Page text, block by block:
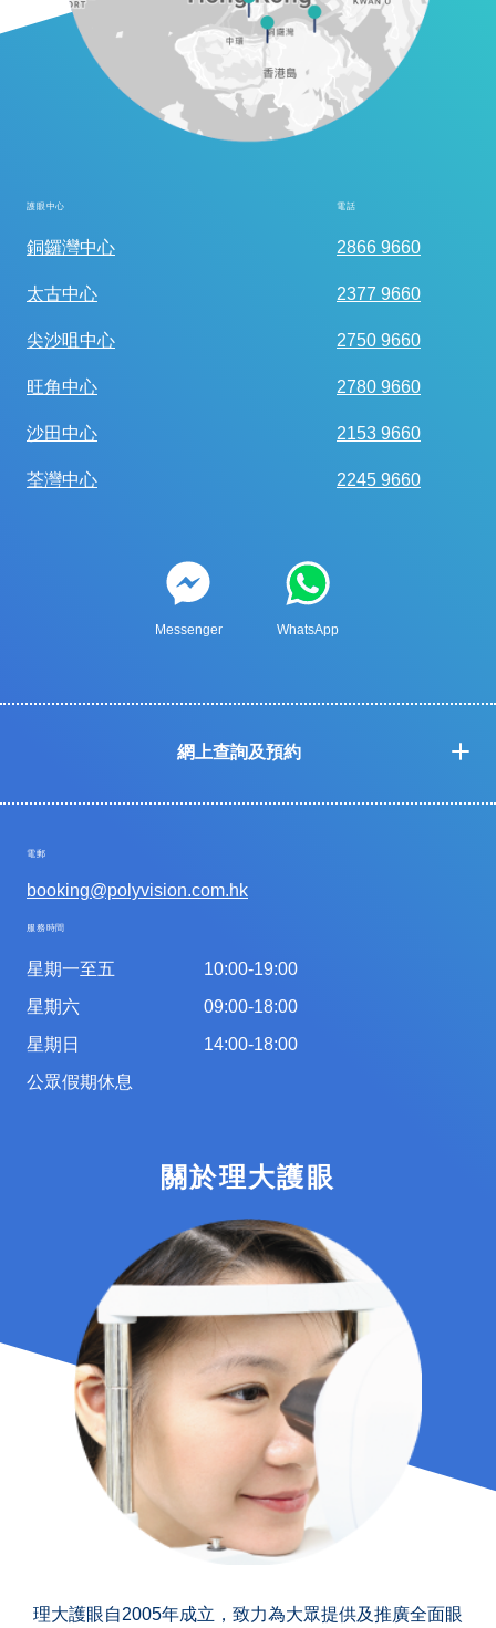
護眼中心 電話
銅鑼灣中心 2866 9660
太古中心 2377 9660
尖沙咀中心 2750 9660
旺角中心 2780 9660
沙田中心 2153 9660
荃灣中心 2245 9660
Messenger WhatsApp
網上查詢及預約
電郵
booking@polyvision.com.hk
服務時間
星期一至五
星期六
星期日
公眾假期休息
10:00-19:00
09:00-18:00
14:00-18:00
關於理大護眼
理大護眼自2005年成立，致力為大眾提供及推廣全面眼